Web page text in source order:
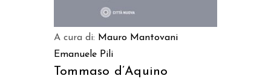
A cura di: Mauro Mantovani
Emanuele Pili
Tommaso d’Aquino